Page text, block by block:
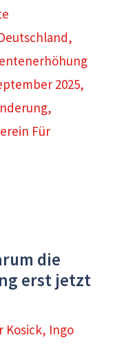
,
2025,
,
Für
die
erst jetzt
Kosick, Ingo